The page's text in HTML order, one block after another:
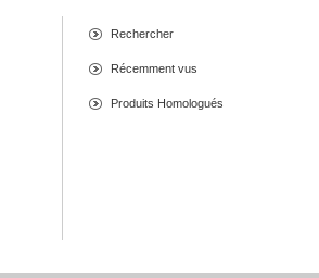
Rechercher
Récemment vus
Produits Homologués